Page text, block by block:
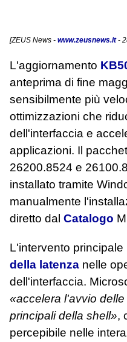
[ZEUS News - www.zeusnews.it-
L'aggiornamento
anteprima di fine
sensibilmente più
ottimizzazioni che
dell'interfaccia e
applicazioni. Il
26200.8524 e
installato tramite
manualmente
diretto dal Catalogo
L'intervento principale
della latenza nelle
dell'interfaccia.
«accelera l'avvio
principali della shell»,
percepibile nelle